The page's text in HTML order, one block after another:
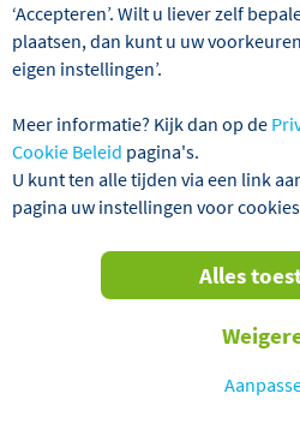
Wij hebben 3 reizen
Hongarije
Sorteren
Verder filteren
‘Accepteren’. Wilt u liever zelf
plaatsen, dan kunt u uw
eigen instellingen’.
Meer informatie? Kijk dan op de
Cookie Beleid pagina's.
U kunt ten alle tijden via een link
pagina uw instellingen voor
Alles